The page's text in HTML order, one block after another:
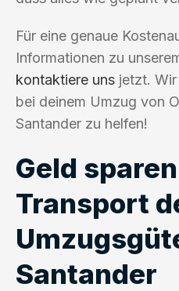
Für eine genaue
Informationen zu
kontaktiere uns jetzt.
bei deinem Umzug von
Santander zu helfen!
Geld
Transport
Santander